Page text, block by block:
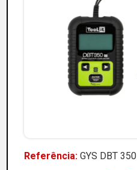
Referência: GYS DBT 350